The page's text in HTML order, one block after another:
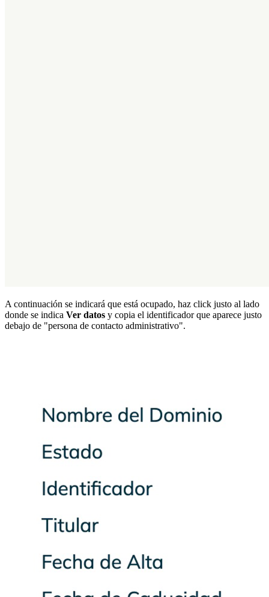
A continuación se indicará que está ocupado, haz click justo al lado
donde se indica Ver datos y copia el identificador que aparece justo
debajo de "persona de contacto administrativo".